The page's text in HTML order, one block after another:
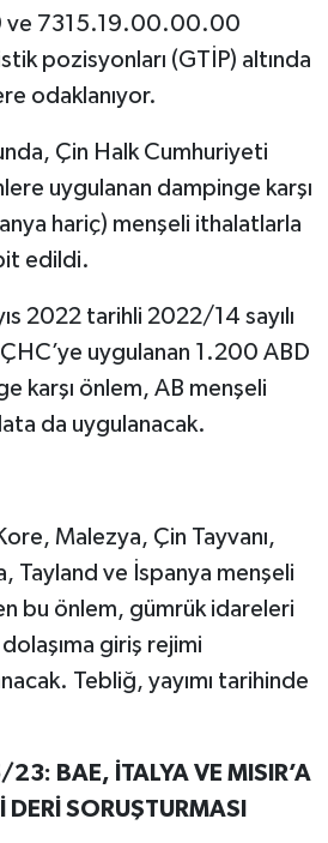
ve 7315.19.00.00.00
pozisyonları (GTİP) altında
odaklanıyor.
Çin Halk Cumhuriyeti
uygulanan dampinge karşı
hariç) menşeli ithalatlarla
edildi.
2022 tarihli 2022/14 sayılı
uygulanan 1.200 ABD
karşı önlem, AB menşeli
da uygulanacak.
Malezya, Çin Tayvanı,
Tayland ve İspanya menşeli
bu önlem, gümrük idareleri
giriş rejimi
Tebliğ, yayımı tarihinde
BAE, İTALYA VE MISIR’A
DERİ SORUŞTURMASI